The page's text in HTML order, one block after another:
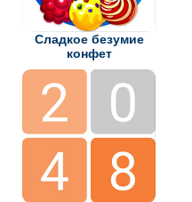
Сладкое безумие
конфет